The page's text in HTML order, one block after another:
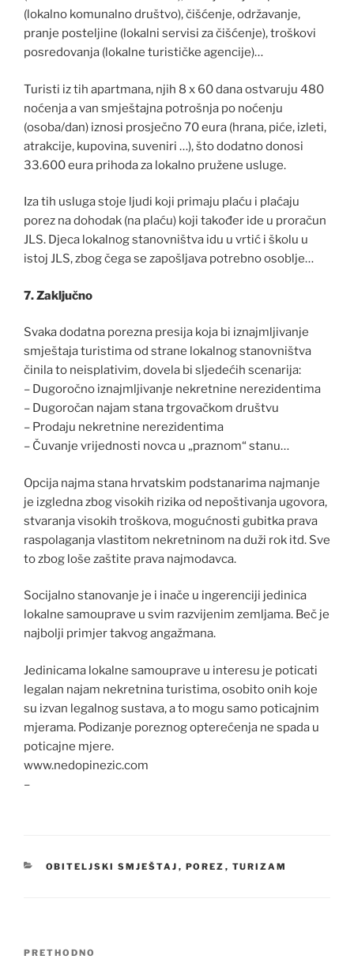
(lokalno komunalno društvo), čišćenje, održavanje,
pranje posteljine (lokalni servisi za čišćenje), troškovi
posredovanja (lokalne turističke agencije)…
Turisti iz tih apartmana, njih 8 x 60 dana ostvaruju 480
noćenja a van smještajna potrošnja po noćenju
(osoba/dan) iznosi prosječno 70 eura (hrana, piće, izleti,
atrakcije, kupovina, suveniri …), što dodatno donosi
33.600 eura prihoda za lokalno pružene usluge.
Iza tih usluga stoje ljudi koji primaju plaću i plaćaju
porez na dohodak (na plaću) koji također ide u proračun
JLS. Djeca lokalnog stanovništva idu u vrtić i školu u
istoj JLS, zbog čega se zapošljava potrebno osoblje…
7. Zaključno
Svaka dodatna porezna presija koja bi iznajmljivanje
smještaja turistima od strane lokalnog stanovništva
činila to neisplativim, dovela bi sljedećih scenarija:
– Dugoročno iznajmljivanje nekretnine nerezidentima
– Dugoročan najam stana trgovačkom društvu
– Prodaju nekretnine nerezidentima
– Čuvanje vrijednosti novca u „praznom“ stanu…
Opcija najma stana hrvatskim podstanarima najmanje
je izgledna zbog visokih rizika od nepoštivanja ugovora,
stvaranja visokih troškova, mogućnosti gubitka prava
raspolaganja vlastitom nekretninom na duži rok itd. Sve
to zbog loše zaštite prava najmodavca.
Socijalno stanovanje je i inače u ingerenciji jedinica
lokalne samouprave u svim razvijenim zemljama. Beč je
najbolji primjer takvog angažmana.
Jedinicama lokalne samouprave u interesu je poticati
legalan najam nekretnina turistima, osobito onih koje
su izvan legalnog sustava, a to mogu samo poticajnim
mjerama. Podizanje poreznog opterećenja ne spada u
poticajne mjere.
www.nedopinezic.com
–
KATEGORIJE
OBITELJSKI SMJEŠTAJ , POREZ , TURIZAM
Navigacija
Prethodna
PRETHODNO